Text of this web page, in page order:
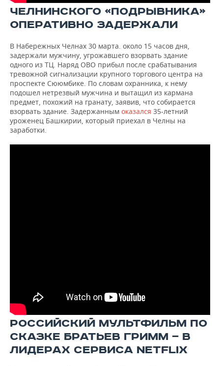
ХОККЕЙ С МЯЧОМ
ПРОИСШЕСТВИЯ
ЧЕЛНИНСКОГО «ПОДРЫВНИКА»
ОПЕРАТИВНО ЗАДЕРЖАЛИ
В Набережных Челнах 30 марта. около 15 часов дня,
задержали мужчину, угрожавшего взорвать здание
одного из ТЦ. Наряд ОВО прибыл после срабатывания
тревожной сигнализации крупного торгового центра на
проспекте Сююмбике. По словам охранника, к нему
подошел нетрезвый мужчина и вытащил из кармана
предмет, похожий на гранату, заявив, что собирается
взорвать здание. Задержанным оказался 35-летний
уроженец Башкирии, который приехал в Челны на
заработки.
РОССИЙСКИЙ МУЛЬТФИЛЬМ ПО
СКАЗКЕ БРАТЬЕВ ГРИММ — В
ЛИДЕРАХ СЕРВИСА NETFLIX